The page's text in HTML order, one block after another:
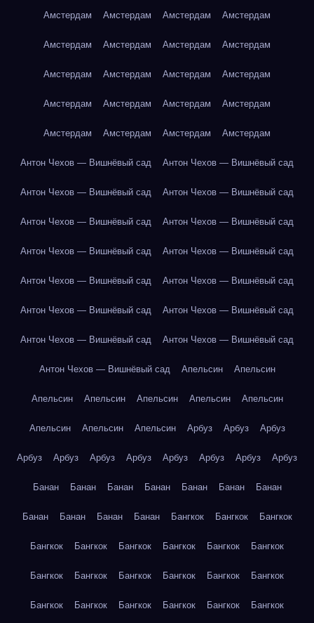
Амстердам Амстердам Амстердам Амстердам
Амстердам Амстердам Амстердам Амстердам
Амстердам Амстердам Амстердам Амстердам
Амстердам Амстердам Амстердам Амстердам
Амстердам Амстердам Амстердам Амстердам
Антон Чехов — Вишнёвый сад Антон Чехов — Вишнёвый сад
Антон Чехов — Вишнёвый сад Антон Чехов — Вишнёвый сад
Антон Чехов — Вишнёвый сад Антон Чехов — Вишнёвый сад
Антон Чехов — Вишнёвый сад Антон Чехов — Вишнёвый сад
Антон Чехов — Вишнёвый сад Антон Чехов — Вишнёвый сад
Антон Чехов — Вишнёвый сад Антон Чехов — Вишнёвый сад
Антон Чехов — Вишнёвый сад Антон Чехов — Вишнёвый сад
Антон Чехов — Вишнёвый сад Апельсин Апельсин
Апельсин Апельсин Апельсин Апельсин Апельсин
Апельсин Апельсин Апельсин Арбуз Арбуз Арбуз
Арбуз Арбуз Арбуз Арбуз Арбуз Арбуз Арбуз Арбуз
Банан Банан Банан Банан Банан Банан Банан
Банан Банан Банан Банан Бангкок Бангкок Бангкок
Бангкок Бангкок Бангкок Бангкок Бангкок Бангкок
Бангкок Бангкок Бангкок Бангкок Бангкок Бангкок
Бангкок Бангкок Бангкок Бангкок Бангкок Бангкок